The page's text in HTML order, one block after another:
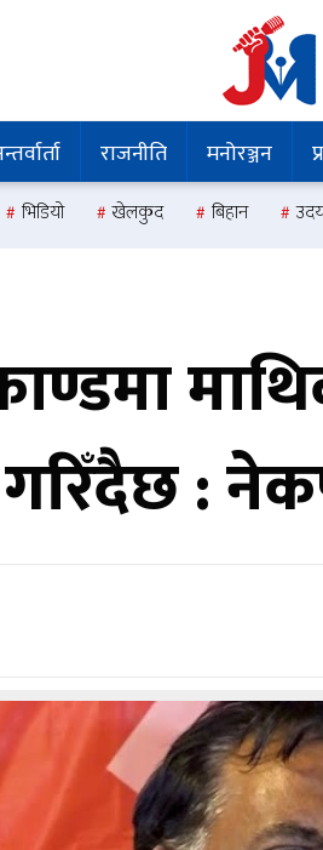
राजनीति मनोरञ्जन
भिडियो खेलकुद बिहान
गरिँदैछ :